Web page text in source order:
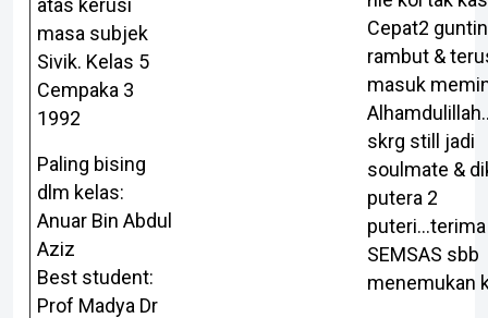
atas kerusi
masa subjek
Sivik. Kelas 5
Cempaka 3
1992
Paling bising
dlm kelas:
Anuar Bin Abdul
Aziz
Best student:
Prof Madya Dr
Cepat2
rambut &
masuk
skrg still jadi
soulmate &
putera 2
SEMSAS sbb
menemukan